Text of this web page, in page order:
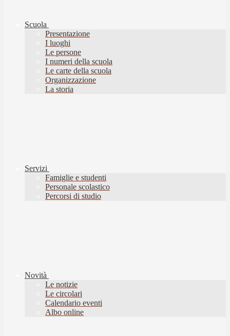
Scuola
Presentazione
I luoghi
Le persone
I numeri della scuola
Le carte della scuola
Organizzazione
La storia
Servizi
Famiglie e studenti
Personale scolastico
Percorsi di studio
Novità
Le notizie
Le circolari
Calendario eventi
Albo online